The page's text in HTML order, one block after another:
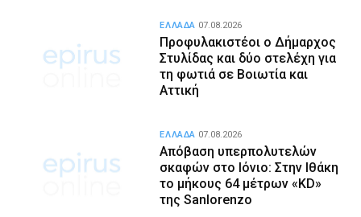
Προφυλακιστέοι ο Δήμαρχος
Στυλίδας και δύο στελέχη για
τη φωτιά σε Βοιωτία και
Αττική
ΕΛΛΑΔΑ 07.08.2026
Απόβαση υπερπολυτελών
σκαφών στο Ιόνιο: Στην Ιθάκη
το μήκους 64 μέτρων «KD»
της Sanlorenzo
ΕΛΛΑΔΑ 07.08.2026